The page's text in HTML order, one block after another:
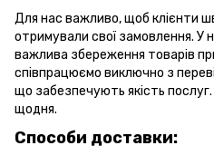
Для нас важливо, щоб клієнти
отримували свої замовлення. У
важлива збереження товарів
співпрацюємо виключно з
що забезпечують якість
щодня.
Способи доставки: